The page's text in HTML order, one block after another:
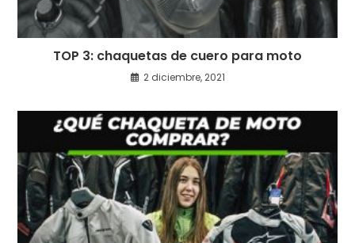
TOP 3: chaquetas de cuero para moto
2 diciembre, 2021